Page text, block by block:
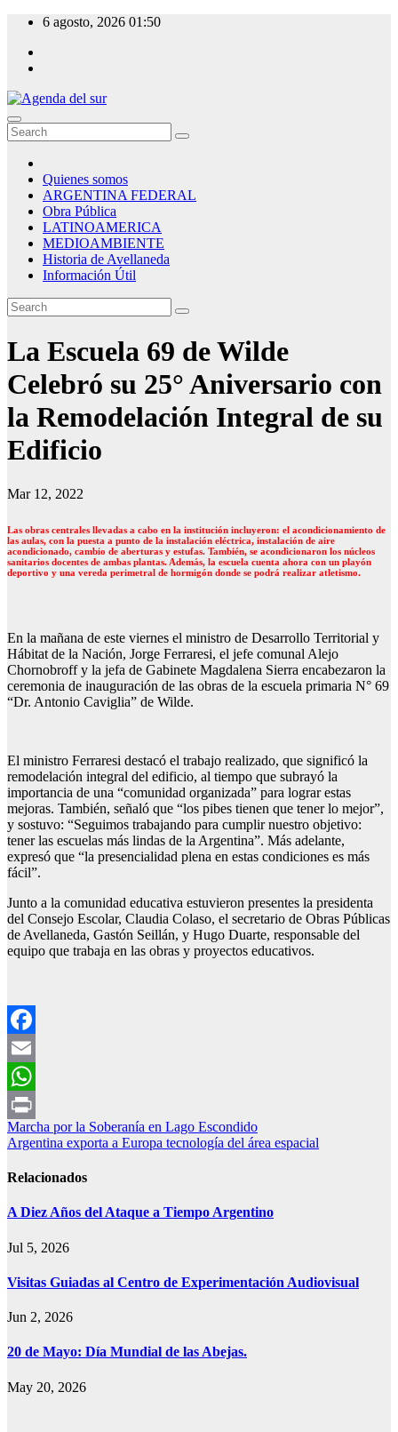
Skip
content
6 agosto, 2026 01:50
Agenda del sur
Quienes somos
ARGENTINA FEDERAL
Obra Pública
LATINOAMERICA
MEDIOAMBIENTE
Historia de Avellaneda
Información Útil
La Escuela 69 de Wilde
Celebró su 25° Aniversario con
la Remodelación Integral de su
Edificio
Mar 12, 2022
Las obras centrales llevadas a cabo en la institución incluyeron: el acondicionamiento de
las aulas, con la puesta a punto de la instalación eléctrica, instalación de aire
acondicionado, cambio de aberturas y estufas. También, se acondicionaron los núcleos
sanitarios docentes de ambas plantas. Además, la escuela cuenta ahora con un playón
deportivo y una vereda perimetral de hormigón donde se podrá realizar atletismo.
En la mañana de este viernes el ministro de Desarrollo Territorial y
Hábitat de la Nación, Jorge Ferraresi, el jefe comunal Alejo
Chornobroff y la jefa de Gabinete Magdalena Sierra encabezaron la
ceremonia de inauguración de las obras de la escuela primaria N° 69
“Dr. Antonio Caviglia” de Wilde.
El ministro Ferraresi destacó el trabajo realizado, que significó la
remodelación integral del edificio, al tiempo que subrayó la
importancia de una “comunidad organizada” para lograr estas
mejoras. También, señaló que “los pibes tienen que tener lo mejor”,
y sostuvo: “Seguimos trabajando para cumplir nuestro objetivo:
tener las escuelas más lindas de la Argentina”. Más adelante,
expresó que “la presencialidad plena en estas condiciones es más
fácil”.
Junto a la comunidad educativa estuvieron presentes la presidenta
del Consejo Escolar, Claudia Colaso, el secretario de Obras Públicas
de Avellaneda, Gastón Seillán, y Hugo Duarte, responsable del
equipo que trabaja en las obras y proyectos educativos.
Facebook
Email
WhatsApp
Print
Navegación
de
entradas
Marcha por la Soberanía en Lago Escondido
Argentina exporta a Europa tecnología del área espacial
Relacionados
A Diez Años del Ataque a Tiempo Argentino
Jul 5, 2026
Visitas Guiadas al Centro de Experimentación Audiovisual
Jun 2, 2026
20 de Mayo: Día Mundial de las Abejas.
May 20, 2026